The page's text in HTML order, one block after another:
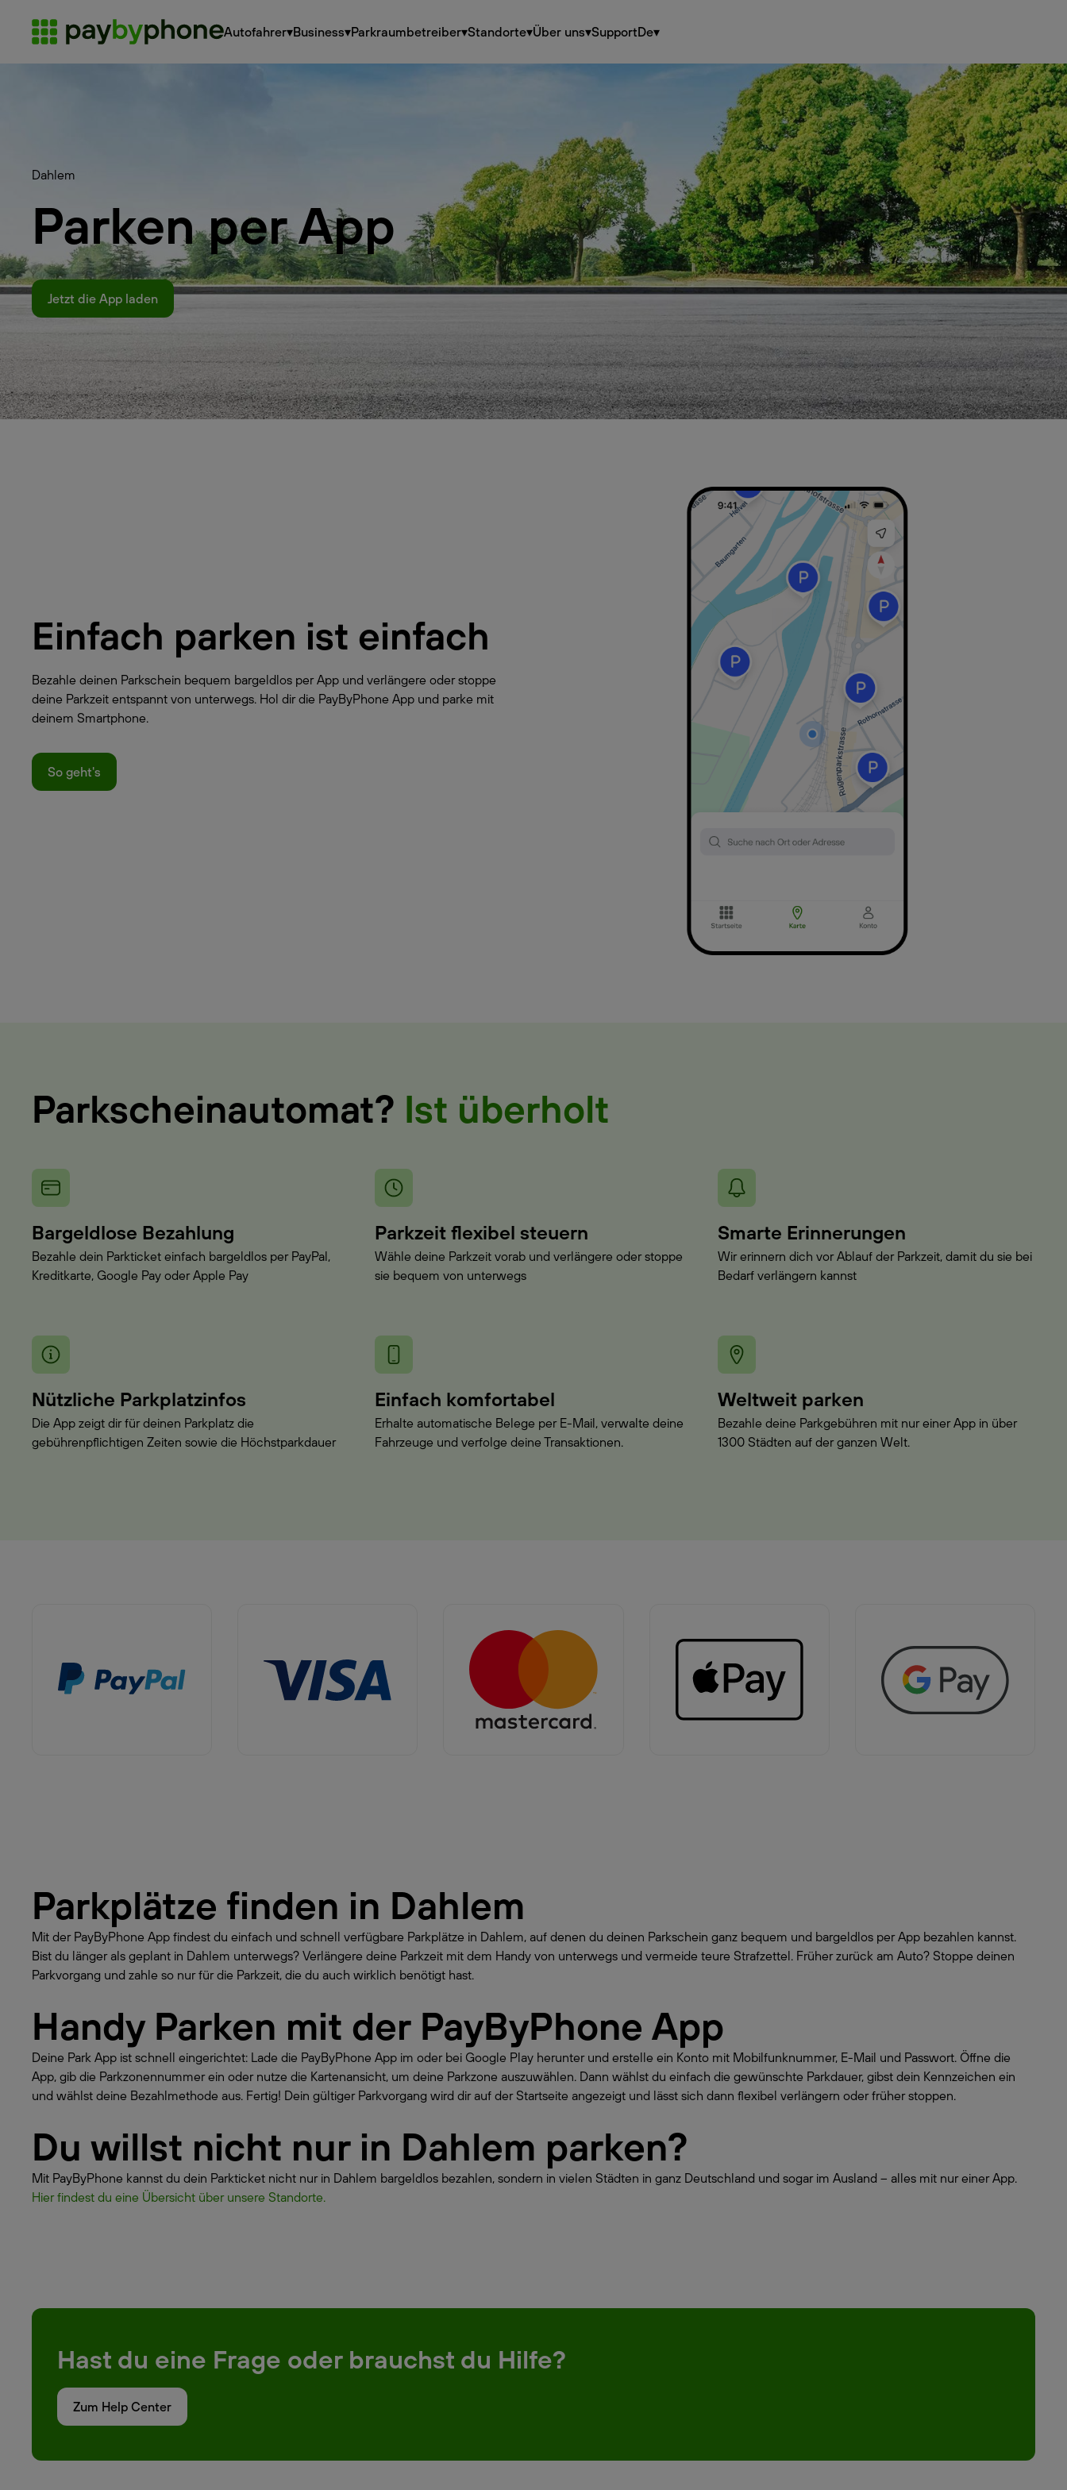
Autofahrer▾Business▾Parkraumbetreiber▾Standorte▾Über uns▾SupportDe▾
Dahlem
Parken per App
Jetzt die App laden
Einfach parken ist einfach
Bezahle deinen Parkschein bequem bargeldlos per App und verlängere oder stoppe
deine Parkzeit entspannt von unterwegs. Hol dir die PayByPhone App und parke mit
deinem Smartphone.
So geht's
Parkscheinautomat? Ist überholt
Bargeldlose Bezahlung
Bezahle dein Parkticket einfach bargeldlos per PayPal,
Kreditkarte, Google Pay oder Apple Pay
Parkzeit flexibel steuern
Wähle deine Parkzeit vorab und verlängere oder stoppe
sie bequem von unterwegs
Smarte Erinnerungen
Wir erinnern dich vor Ablauf der Parkzeit, damit du sie bei
Bedarf verlängern kannst
Nützliche Parkplatzinfos
Die App zeigt dir für deinen Parkplatz die
gebührenpflichtigen Zeiten sowie die Höchstparkdauer
Einfach komfortabel
Erhalte automatische Belege per E-Mail, verwalte deine
Fahrzeuge und verfolge deine Transaktionen.
Weltweit parken
Bezahle deine Parkgebühren mit nur einer App in über
1300 Städten auf der ganzen Welt.
Parkplätze finden in Dahlem
Mit der PayByPhone App findest du einfach und schnell verfügbare Parkplätze in Dahlem, auf denen du deinen Parkschein ganz bequem und bargeldlos per App bezahlen kannst.
Bist du länger als geplant in Dahlem unterwegs? Verlängere deine Parkzeit mit dem Handy von unterwegs und vermeide teure Strafzettel. Früher zurück am Auto? Stoppe deinen
Parkvorgang und zahle so nur für die Parkzeit, die du auch wirklich benötigt hast.
Handy Parken mit der PayByPhone App
Deine Park App ist schnell eingerichtet: Lade die PayByPhone App im oder bei Google Play herunter und erstelle ein Konto mit Mobilfunknummer, E-Mail und Passwort. Öffne die
App, gib die Parkzonennummer ein oder nutze die Kartenansicht, um deine Parkzone auszuwählen. Dann wählst du einfach die gewünschte Parkdauer, gibst dein Kennzeichen ein
und wählst deine Bezahlmethode aus. Fertig! Dein gültiger Parkvorgang wird dir auf der Startseite angezeigt und lässt sich dann flexibel verlängern oder früher stoppen.
Du willst nicht nur in Dahlem parken?
Mit PayByPhone kannst du dein Parkticket nicht nur in Dahlem bargeldlos bezahlen, sondern in vielen Städten in ganz Deutschland und sogar im Ausland – alles mit nur einer App.
Hier findest du eine Übersicht über unsere Standorte.
Hast du eine Frage oder brauchst du Hilfe?
Zum Help Center